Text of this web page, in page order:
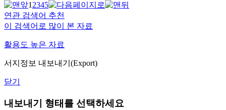
12345
연관 검색어 추천
이 검색어로 많이 본 자료
활용도 높은 자료
서지정보 내보내기(Export)
닫기
내보내기 형태를 선택하세요